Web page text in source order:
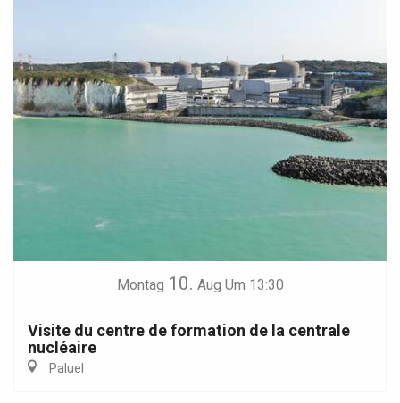
Montag 10. Aug Um 13:30
Visite du centre de formation de la centrale
nucléaire
Paluel